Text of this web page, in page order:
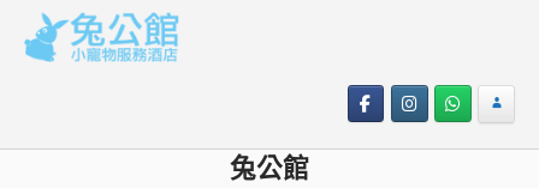
content
兔公館